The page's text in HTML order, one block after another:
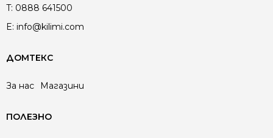
T: 0888 641500
E: info@kilimi.com
ДОМТЕКС
За нас Магазини
ПОЛЕЗНО